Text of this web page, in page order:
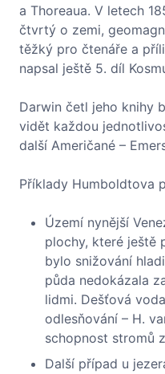
a Thoreaua. V letech
čtvrtý o zemi,
těžký pro čtenáře a
napsal ještě 5. díl
Darwin četl jeho knihy
vidět každou
další Američané –
Příklady Humboldtova
Území nynější
plochy, které ještě
bylo snižování
půda nedokázala
lidmi. Dešťová
odlesňování – H.
schopnost stromů
Další případ u